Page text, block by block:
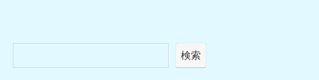
検索